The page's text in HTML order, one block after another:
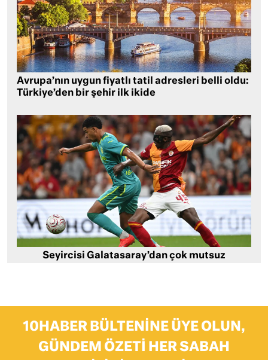
Avrupa’nın uygun fiyatlı tatil adresleri belli oldu:
Türkiye’den bir şehir ilk ikide
Seyircisi Galatasaray’dan çok mutsuz
10HABER BÜLTENINE ÜYE OLUN,
GÜNDEM ÖZETI HER SABAH